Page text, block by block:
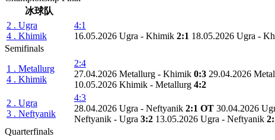
冰球队
2 . Ugra
4 . Khimik
4:1
16.05.2026 Ugra - Khimik 2:1 18.05.2026 Ugra -
Semifinals
1 . Metallurg
4 . Khimik
2:4
27.04.2026 Metallurg - Khimik 0:3 29.04.2026
10.05.2026 Khimik - Metallurg 4:2
2 . Ugra
3 . Neftyanik
4:3
28.04.2026 Ugra - Neftyanik 2:1 OT 30.04.2026
Neftyanik - Ugra 3:2 13.05.2026 Ugra - Neftyanik
Quarterfinals